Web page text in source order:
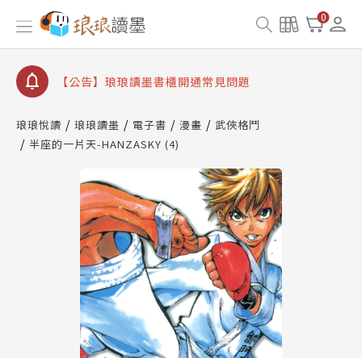
0
【公告】因 Readmoo 讀墨系統維護中，本站同步暫
停部分閱讀服務
【公告】琅琅讀墨數位閱讀資產合併與書櫃開通申請
【公告】琅琅讀墨書櫃開通常見問題
請圖文教學
【公告】琅琅書店服務升級重要說明及資產合併結果
查詢
【公告】因 Readmoo 讀墨系統維護中，本站同步暫
停部分閱讀服務
琅琅悅讀 琅琅讀墨 電子書 漫畫
武俠格鬥
半座的一片天-HANZASKY (4)